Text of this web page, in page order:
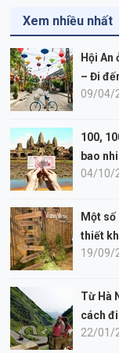
Xem nhiều nhất
Hội An
– Đi
09/04/
100,
bao
04/10/
Một
thiết
19/09/
Từ Hà
cách
22/01/